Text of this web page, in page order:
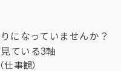
になっていませんか？
ている3軸
事観）